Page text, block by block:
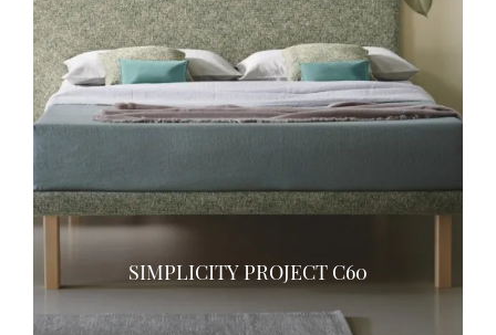
SIMPLICITY PROJECT C60